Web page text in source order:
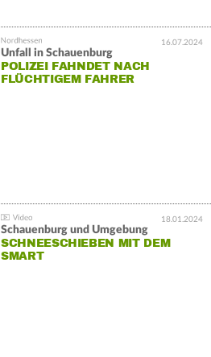
16.07.2024
Unfall in Schauenburg
POLIZEI FAHNDET NACH
FLÜCHTIGEM FAHRER
18.01.2024
Schauenburg und Umgebung
SCHNEESCHIEBEN MIT DEM
SMART